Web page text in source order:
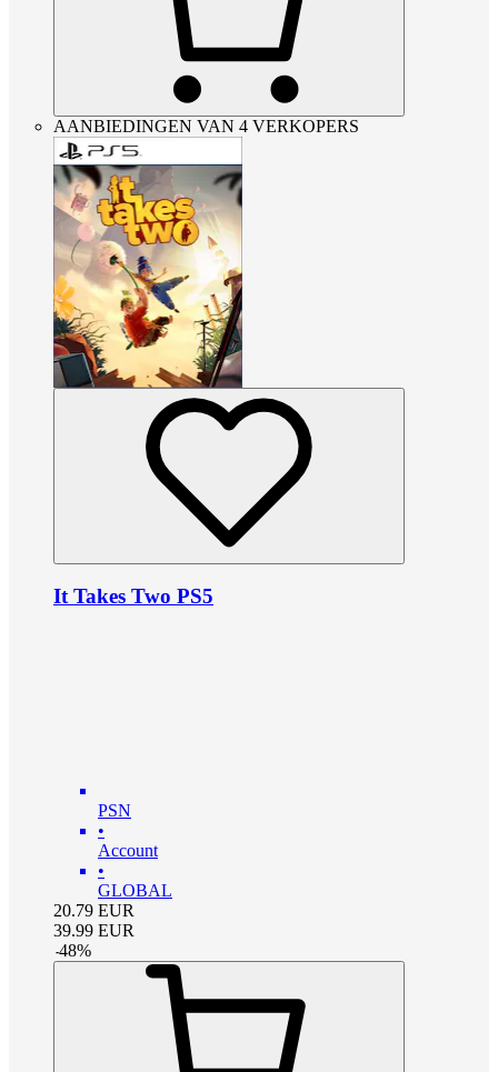
AANBIEDINGEN VAN 4 VERKOPERS
It Takes Two PS5
PSN
•
Account
•
GLOBAL
20.79 EUR
39.99 EUR
-48%